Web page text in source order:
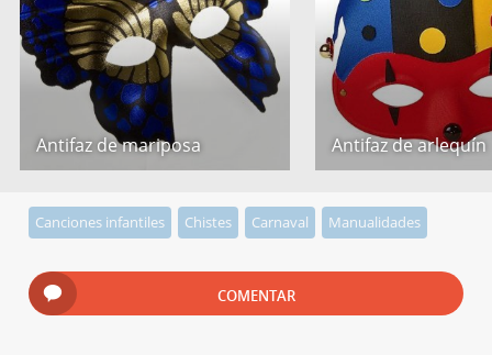
Antifaz de mariposa Antifaz de arlequín
Canciones infantiles Chistes Carnaval Manualidades
COMENTAR